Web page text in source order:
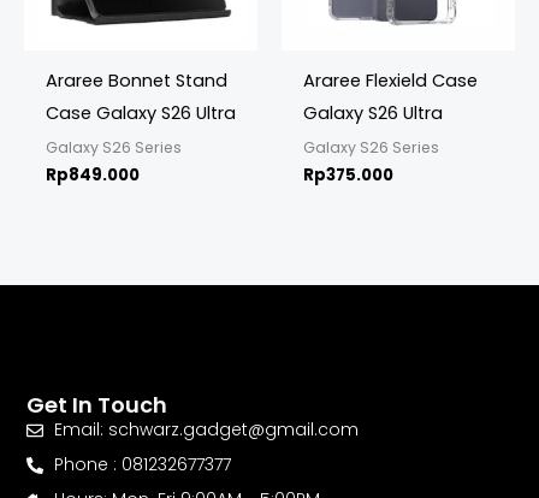
Araree Bonnet Stand
Case Galaxy S26 Ultra
Galaxy S26 Series
Rp849.000
Araree Flexield Case
Galaxy S26 Ultra
Galaxy S26 Series
Rp375.000
Get In Touch
Email: schwarz.gadget@gmail.com
Phone : 081232677377